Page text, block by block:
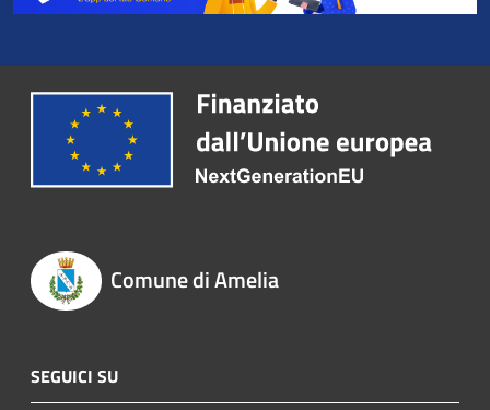
Comune di Amelia
SEGUICI SU